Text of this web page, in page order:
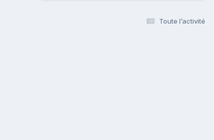
Toute l’activité